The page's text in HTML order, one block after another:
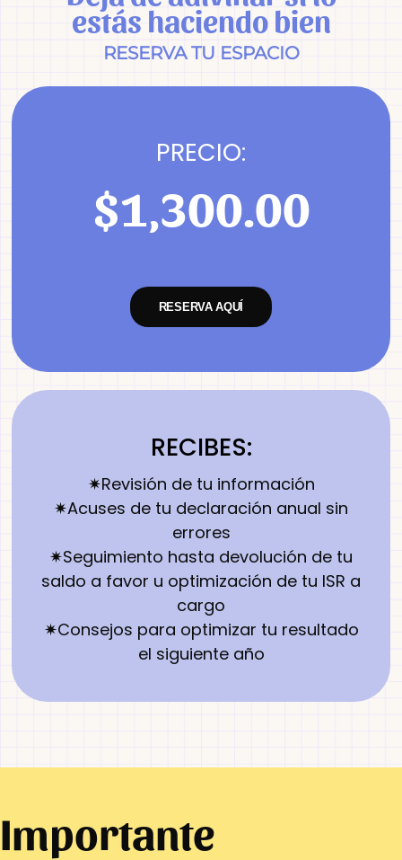
estás haciendo bien
RESERVA TU ESPACIO
PRECIO:
$1,300.00
RESERVA AQUÍ
RECIBES:
✷Revisión de tu información
✷Acuses de tu declaración anual sin
errores
✷Seguimiento hasta devolución de tu
saldo a favor u optimización de tu ISR a
cargo
✷Consejos para optimizar tu resultado
el siguiente año
Importante